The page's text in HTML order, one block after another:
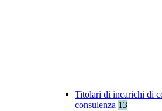
Titolari di incarichi di
consulenza 13